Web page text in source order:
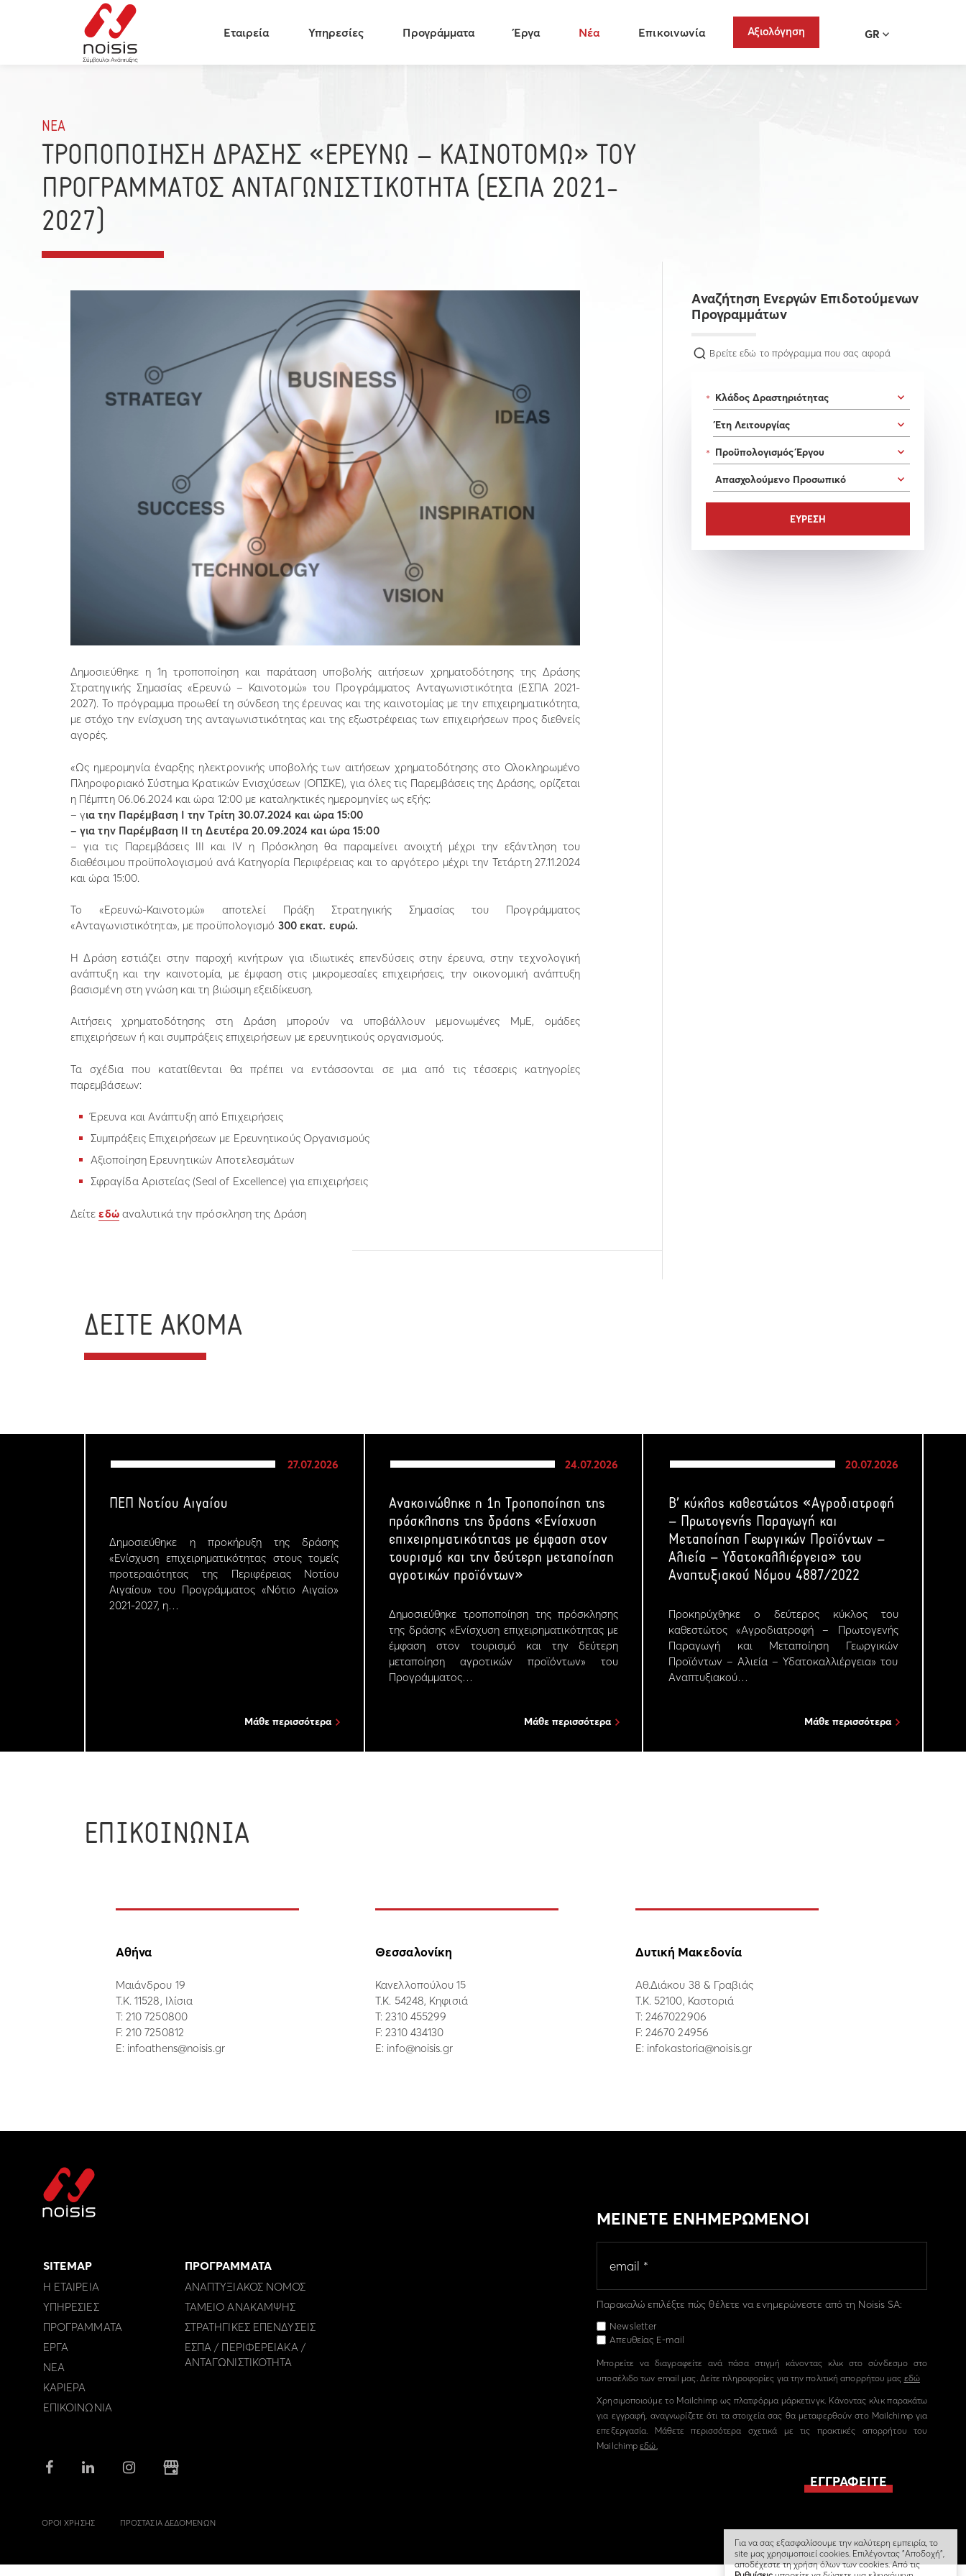
Εταιρεία Υπηρεσίες Προγράμματα Έργα Νέα Επικοινωνία Αξιολόγηση GR
ΝΕΑ
ΤΡΟΠΟΠΟΙΗΣΗ ΔΡΑΣΗΣ «ΕΡΕΥΝΩ – ΚΑΙΝΟΤΟΜΩ» ΤΟΥ
ΠΡΟΓΡΑΜΜΑΤΟΣ ΑΝΤΑΓΩΝΙΣΤΙΚΟΤΗΤΑ (ΕΣΠΑ 2021-
2027)
Δημοσιεύθηκε η 1η τροποποίηση και παράταση υποβολής αιτήσεων χρηματοδότησης της Δράσης
Στρατηγικής Σημασίας «Ερευνώ – Καινοτομώ» του Προγράμματος Ανταγωνιστικότητα (ΕΣΠΑ 2021-
2027). Το πρόγραμμα προωθεί τη σύνδεση της έρευνας και της καινοτομίας με την επιχειρηματικότητα,
με στόχο την ενίσχυση της ανταγωνιστικότητας και της εξωστρέφειας των επιχειρήσεων προς διεθνείς
αγορές.
«Ως ημερομηνία έναρξης ηλεκτρονικής υποβολής των αιτήσεων χρηματοδότησης στο Ολοκληρωμένο
Πληροφοριακό Σύστημα Κρατικών Ενισχύσεων (ΟΠΣΚΕ), για όλες τις Παρεμβάσεις της Δράσης, ορίζεται
η Πέμπτη 06.06.2024 και ώρα 12:00 με καταληκτικές ημερομηνίες ως εξής:
– για την Παρέμβαση Ι την Τρίτη 30.07.2024 και ώρα 15:00
– για την Παρέμβαση ΙΙ τη Δευτέρα 20.09.2024 και ώρα 15:00
– για τις Παρεμβάσεις ΙΙΙ και IV η Πρόσκληση θα παραμείνει ανοιχτή μέχρι την εξάντληση του
διαθέσιμου προϋπολογισμού ανά Κατηγορία Περιφέρειας και το αργότερο μέχρι την Τετάρτη 27.11.2024
και ώρα 15:00.
Το «Ερευνώ-Καινοτομώ» αποτελεί Πράξη Στρατηγικής Σημασίας του Προγράμματος
«Ανταγωνιστικότητα», με προϋπολογισμό 300 εκατ. ευρώ.
Η Δράση εστιάζει στην παροχή κινήτρων για ιδιωτικές επενδύσεις στην έρευνα, στην τεχνολογική
ανάπτυξη και την καινοτομία, με έμφαση στις μικρομεσαίες επιχειρήσεις, την οικονομική ανάπτυξη
βασισμένη στη γνώση και τη βιώσιμη εξειδίκευση.
Αιτήσεις χρηματοδότησης στη Δράση μπορούν να υποβάλλουν μεμονωμένες ΜμΕ, ομάδες
επιχειρήσεων ή και συμπράξεις επιχειρήσεων με ερευνητικούς οργανισμούς.
Τα σχέδια που κατατίθενται θα πρέπει να εντάσσονται σε μια από τις τέσσερις κατηγορίες
παρεμβάσεων:
Έρευνα και Ανάπτυξη από Επιχειρήσεις
Συμπράξεις Επιχειρήσεων με Ερευνητικούς Οργανισμούς
Αξιοποίηση Ερευνητικών Αποτελεσμάτων
Σφραγίδα Αριστείας (Seal of Excellence) για επιχειρήσεις
Δείτεεδώαναλυτικά την πρόσκληση της Δράση
Αναζήτηση Ενεργών Επιδοτούμενων
Προγραμμάτων
Βρείτε εδώ το πρόγραμμα που σας αφορά
*
*
ΔΕΙΤΕ ΑΚΟΜΑ
27.07.2026
ΠΕΠ Νοτίου Αιγαίου
Δημοσιεύθηκε η προκήρυξη της δράσης
«Ενίσχυση επιχειρηματικότητας στους τομείς
προτεραιότητας της Περιφέρειας Νοτίου
Αιγαίου» του Προγράμματος «Νότιο Αιγαίο»
2021-2027, η…
Μάθε περισσότερα
24.07.2026
Ανακοινώθηκε η 1η Τροποποίηση της
πρόσκλησης της δράσης «Ενίσχυση
επιχειρηματικότητας με έμφαση στον
τουρισμό και την δεύτερη μεταποίηση
αγροτικών προϊόντων»
Δημοσιεύθηκε τροποποίηση της πρόσκλησης
της δράσης «Ενίσχυση επιχειρηματικότητας με
έμφαση στον τουρισμό και την δεύτερη
μεταποίηση αγροτικών προϊόντων» του
Προγράμματος…
Μάθε περισσότερα
20.07.2026
Β’ κύκλος καθεστώτος «Αγροδιατροφή
– Πρωτογενής Παραγωγή και
Μεταποίηση Γεωργικών Προϊόντων –
Αλιεία – Υδατοκαλλιέργεια» του
Αναπτυξιακού Νόμου 4887/2022
Προκηρύχθηκε ο δεύτερος κύκλος του
καθεστώτος «Αγροδιατροφή – Πρωτογενής
Παραγωγή και Μεταποίηση Γεωργικών
Προϊόντων – Αλιεία – Υδατοκαλλιέργεια» του
Αναπτυξιακού…
Μάθε περισσότερα
ΕΠΙΚΟΙΝΩΝΙΑ
Αθήνα
Μαιάνδρου 19
Τ.Κ. 11528, Ιλίσια
Τ: 210 7250800
F: 210 7250812
E: infoathens@noisis.gr
Θεσσαλονίκη
Κανελλοπούλου 15
Τ.Κ. 54248, Κηφισιά
Τ: 2310 455299
F: 2310 434130
E: info@noisis.gr
Δυτική Μακεδονία
Αθ.Διάκου 38 & Γραβιάς
Τ.Κ. 52100, Καστοριά
Τ: 2467022906
F: 24670 24956
E: infokastoria@noisis.gr
SITEMAP
Η ΕΤΑΙΡΕΙΑ
ΥΠΗΡΕΣΙΕΣ
ΠΡΟΓΡΑΜΜΑΤΑ
ΕΡΓΑ
ΝΕΑ
ΚΑΡΙΕΡΑ
ΕΠΙΚΟΙΝΩΝΙΑ
ΠΡΟΓΡΑΜΜΑΤΑ
ΑΝΑΠΤΥΞΙΑΚΟΣ ΝΟΜΟΣ
ΤΑΜΕΙΟ ΑΝΑΚΑΜΨΗΣ
ΣΤΡΑΤΗΓΙΚΕΣ ΕΠΕΝΔΥΣΕΙΣ
ΕΣΠΑ / ΠΕΡΙΦΕΡΕΙΑΚΑ /
ΑΝΤΑΓΩΝΙΣΤΙΚΟΤΗΤΑ
ΟΡΟΙ ΧΡΗΣΗΣ ΠΡΟΣΤΑΣΙΑ ΔΕΔΟΜΕΝΩΝ
ΜΕΙΝΕΤΕ ΕΝΗΜΕΡΩΜΕΝΟΙ
Παρακαλώ επιλέξτε πώς θέλετε να ενημερώνεστε από τη Noisis SA:
Newsletter
Απευθείας E-mail
Μπορείτε να διαγραφείτε ανά πάσα στιγμή κάνοντας κλικ στο σύνδεσμο στο
υποσέλιδο των email μας. Δείτε πληροφορίες για την πολιτική απορρήτου μας εδώ
Χρησιμοποιούμε το Mailchimp ως πλατφόρμα μάρκετινγκ. Κάνοντας κλικ παρακάτω
για εγγραφή, αναγνωρίζετε ότι τα στοιχεία σας θα μεταφερθούν στο Mailchimp για
επεξεργασία. Μάθετε περισσότερα σχετικά με τις πρακτικές απορρήτου του
Mailchimpεδώ.
Για να σας εξασφαλίσουμε την καλύτερη εμπειρία, το
site μας χρησιμοποιεί cookies. Επιλέγοντας "Αποδοχή",
αποδέχεστε τη χρήση όλων των cookies. Από τις